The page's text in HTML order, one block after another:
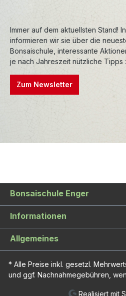
Immer auf dem aktuellsten Stand!
informieren wir sie über die
Bonsaischule, interessante
je nach Jahreszeit nützliche Tipps
Zum Newsletter
Bonsaischule Enger
Informationen
Allgemeines
* Alle Preise inkl. gesetzl.
und ggf. Nachnahmegebühren,
Realisiert mit